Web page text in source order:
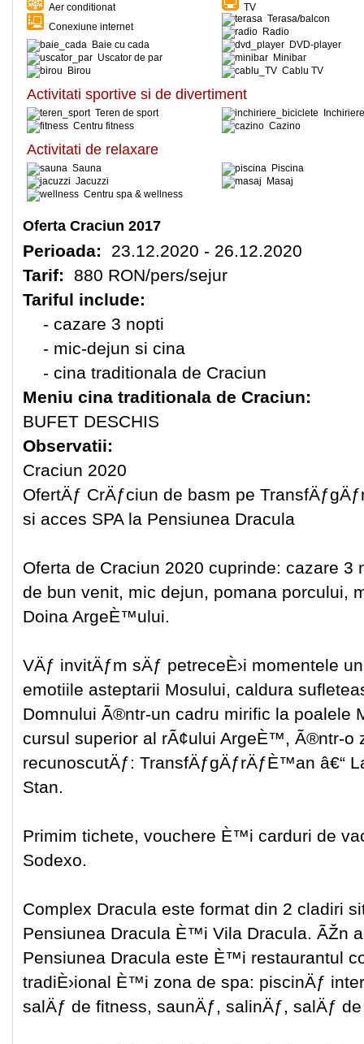
Aer conditionat
TV
Conexiune internet
Terasa/balcon
Radio
Baie cu cada
DVD-player
Uscator de par
Minibar
Birou
Cablu TV
Activitati sportive si de divertiment
Teren de sport
Centru fitness
Cazino
Activitati de relaxare
Sauna
Piscina
Jacuzzi
Masaj
Centru spa & wellness
Oferta Craciun 2017
Perioada: 23.12.2020 - 26.12.2020
Tarif: 880 RON/pers/sejur
Tariful include:
- cazare 3 nopti
- mic-dejun si cina
- cina traditionala de Craciun
Meniu cina traditionala de Craciun:
BUFET DESCHIS
Observatii:
Craciun 2020
OfertÄƒ CrÄƒciun de basm pe
si acces SPA la Pensiunea Dracula
Oferta de Craciun 2020 cuprinde: cazare 3
de bun venit, mic dejun, pomana porcului,
Doina ArgeÈ™ului.
VÄƒ invitÄƒm sÄƒ petreceÈ›i momentele
emotiile asteptarii Mosului, caldura
Domnului Ã®ntr-un cadru mirific la poalele
cursul superior al rÃ¢ului ArgeÈ™, Ã®ntr-o
recunoscutÄƒ: TransfÄƒgÄƒrÄƒÈ™an â€“
Stan.
Primim tichete, vouchere È™i carduri de
Sodexo.
Complex Dracula este format din 2 cladiri
Pensiunea Dracula È™i Vila Dracula. ÃŽn
Pensiunea Dracula este È™i restaurantul
tradiÈ›ional È™i zona de spa: piscinÄƒ
salÄƒ de fitness, saunÄƒ, salinÄƒ, salÄƒ